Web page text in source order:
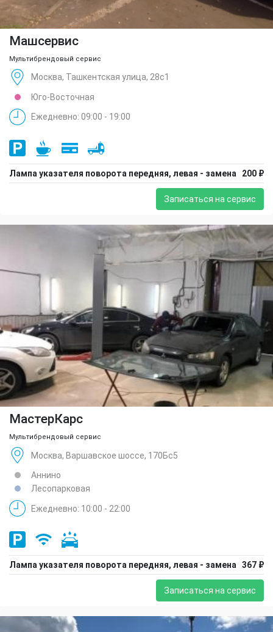
Машсервис
Мультибрендовый сервис
Москва, Ташкентская улица, 28с1
Юго-Восточная
Ежедневно: 09:00 - 19:00
Лампа указателя поворота передняя, левая - замена 200 ₽
Записаться на сервис
МастерКарс
Мультибрендовый сервис
Москва, Варшавское шоссе, 170Бс5
Аннино
Лесопарковая
Ежедневно: 10:00 - 22:00
Лампа указателя поворота передняя, левая - замена 367 ₽
Записаться на сервис